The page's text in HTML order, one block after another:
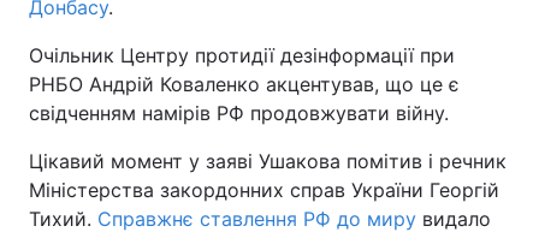
Донбасу.
Очільник Центру протидії дезінформації при
РНБО Андрій Коваленко акцентував, що це є
свідченням намірів РФ продовжувати війну.
Цікавий момент у заяві Ушакова помітив і речник
Міністерства закордонних справ України Георгій
Тихий. Справжнє ставлення РФ до миру видало